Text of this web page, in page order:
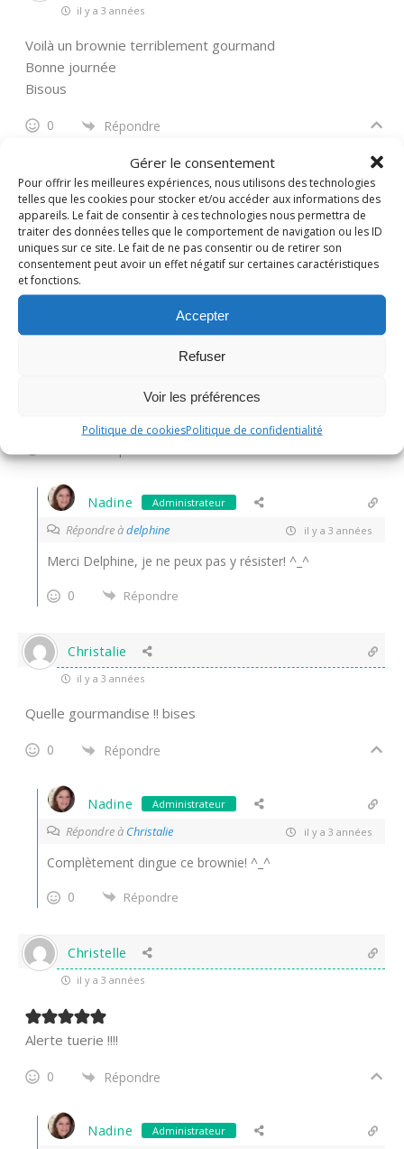
Gérer le consentement
Pour offrir les meilleures expériences, nous utilisons des technologies
telles que les cookies pour stocker et/ou accéder aux informations des
appareils. Le fait de consentir à ces technologies nous permettra de
traiter des données telles que le comportement de navigation ou les ID
uniques sur ce site. Le fait de ne pas consentir ou de retirer son
consentement peut avoir un effet négatif sur certaines caractéristiques
et fonctions.
Accepter
Refuser
Voir les préférences
Politique de cookiesPolitique de confidentialité
il y a 3 années
Voilà un brownie terriblement gourmand
Bonne journée
Bisous
0 Répondre
Nadine Administrateur
Répondre àla cuisine de poupoule il y a 3 années
Carrément Christelle, à tomber!
0
Répondre
Quelle belle gourmandise, j’adore aussi le chocolat
Nadine Administrateur
Répondre àdelphine il y a 3 années
Merci Delphine, je ne peux pas y résister! ^_^
0
Répondre
Christalie
il y a 3 années
Quelle gourmandise !! bises
0 Répondre
Nadine Administrateur
Répondre à Christalie il y a 3 années
Complètement dingue ce brownie! ^_^
0
Répondre
Christelle
il y a 3 années
Alerte tuerie !!!!
0 Répondre
Nadine Administrateur